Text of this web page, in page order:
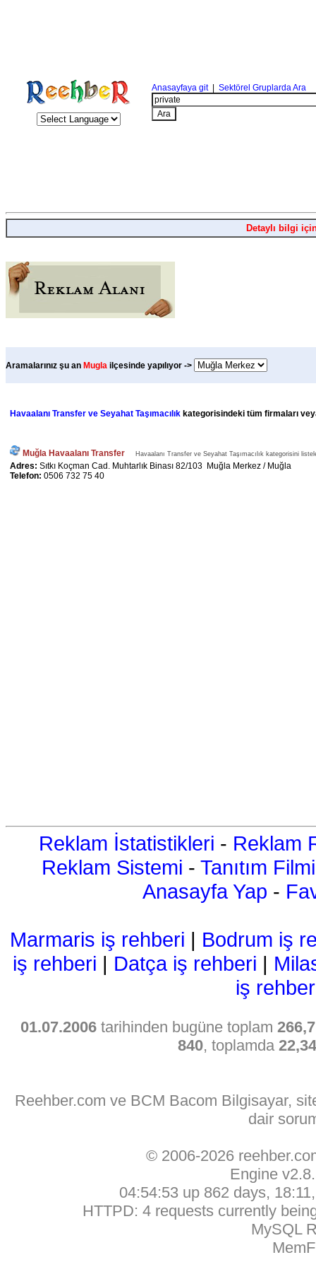
Anasayfaya git| Sektörel Gruplarda Ara
Detaylı bilgi
Aramalarınız şu an Mugla ilçesinde yapılıyor ->
Havaalanı Transfer ve Seyahat Taşımacılık kategorisindeki tüm firmaları
Muğla Havaalanı Transfer Havaalanı Transfer ve Seyahat Taşımacılık kategorisini
Adres: Sıtkı Koçman Cad. Muhtarlık Binası 82/103 Muğla Merkez / Muğla
Telefon: 0506 732 75 40
Reklam İstatistikleri - Reklam
Reklam Sistemi - Tanıtım Filmi
Anasayfa Yap -
Marmaris iş rehberi | Bodrum iş
iş rehberi | Datça iş rehberi |
iş
01.07.2006 tarihinden bugüne toplam
840, toplamda
Reehber.com ve BCM Bacom Bilgisayar,
dair
© 2006-2026
Engine
04:54:53 up 862 days,
HTTPD: 4 requests currently
MySQL